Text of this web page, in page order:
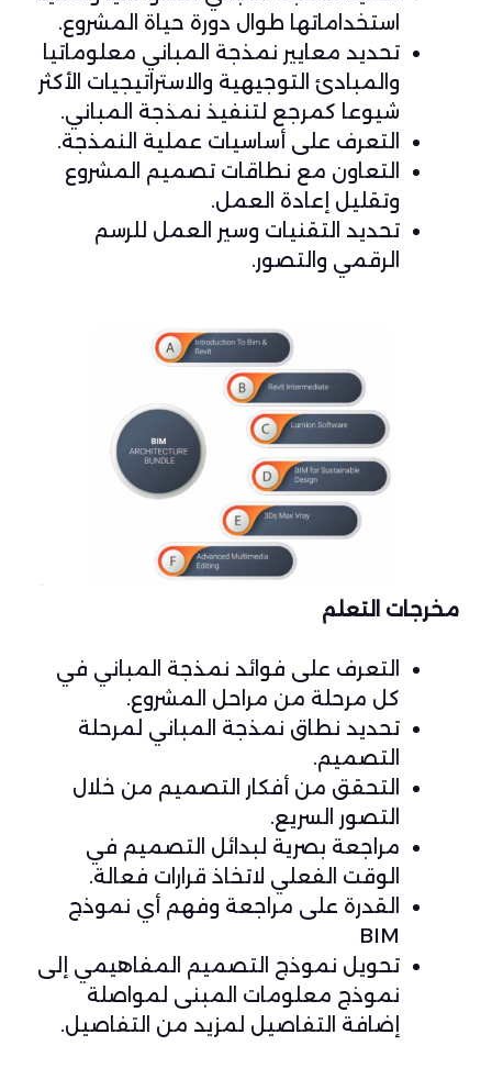
استخداماتها طوال دورة حياة المشروع.
تحديد معايير نمذجة المباني معلوماتيا
والمبادئ التوجيهية والاستراتيجيات الأكثر
شيوعا كمرجع لتنفيذ نمذجة المباني.
التعرف على أساسيات عملية النمذجة.
التعاون مع نطاقات تصميم المشروع
وتقليل إعادة العمل.
تحديد التقنيات وسير العمل للرسم
الرقمي والتصور.
مخرجات التعلم
التعرف على فوائد نمذجة المباني في
كل مرحلة من مراحل المشروع.
تحديد نطاق نمذجة المباني لمرحلة
التصميم.
التحقق من أفكار التصميم من خلال
التصور السريع.
مراجعة بصرية لبدائل التصميم في
الوقت الفعلي لاتخاذ قرارات فعالة.
القدرة على مراجعة وفهم أي نموذج
BIM
تحويل نموذج التصميم المفاهيمي إلى
نموذج معلومات المبنى لمواصلة
إضافة التفاصيل لمزيد من التفاصيل.